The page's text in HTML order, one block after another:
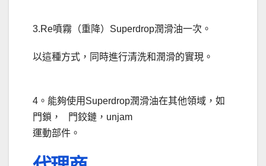
3.Re噴霧（重降）Superdrop潤滑油一次。
以這種方式，同時進行清洗和潤滑的實現。
4。能夠使用Superdrop潤滑油在其他領域，如
門鎖， 門鉸鏈，unjam
運動部件。